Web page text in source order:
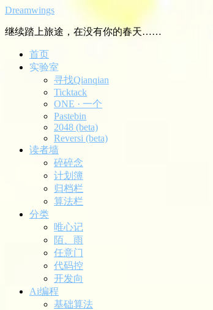
Dreamwings
继续踏上旅途，在没有你的春天……
首页
实验室
寻找Qianqian
Ticktack
ONE · 一个
Pastebin
2048 (beta)
Reversi (beta)
读者墙
碎碎念
计划簿
归档栏
算法栏
分类
唯心记
陌、雨
任意门
代码控
开发向
Ai编程
基础算法